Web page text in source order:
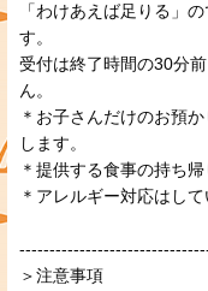
「わけあえば足りる」
す。
受付は終了時間の30分
ん。
＊お子さんだけのお預
します。
＊提供する食事の持ち帰
＊アレルギー対応はし
＞注意事項